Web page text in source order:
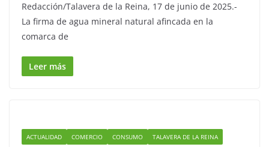
Redacción/Talavera de la Reina, 17 de junio de 2025.-
La firma de agua mineral natural afincada en la
comarca de
Leer más
ACTUALIDAD COMERCIO CONSUMO TALAVERA DE LA REINA